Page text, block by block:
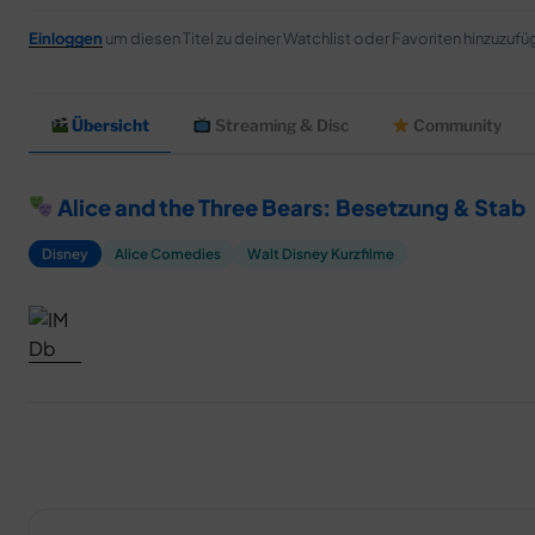
Einloggen um diesen Titel zu deiner Watchlist oder Favoriten
Übersicht Streaming & Disc Community
Alice and the Three Bears: Besetzung & Stab
Disney Alice Comedies Walt Disney Kurzfilme